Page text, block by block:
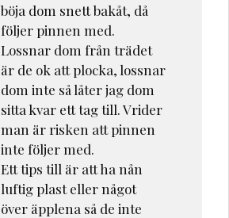
böja dom snett bakåt, då
följer pinnen med.
Lossnar dom från trädet
är de ok att plocka, lossnar
dom inte så låter jag dom
sitta kvar ett tag till. Vrider
man är risken att pinnen
inte följer med.
Ett tips till är att ha nån
luftig plast eller något
över äpplena så de inte